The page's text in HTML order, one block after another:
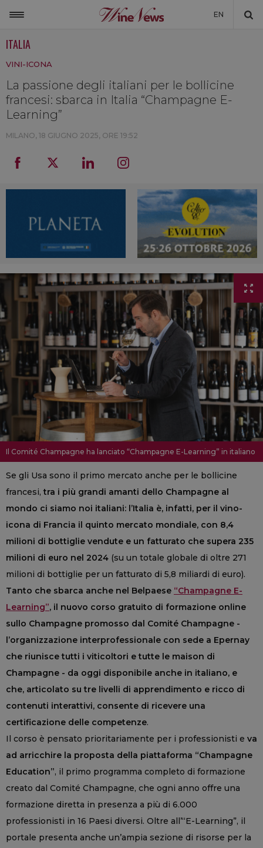
EN
NON SOLO VINO
LA CANTINA DI WINENEWS
DICONO DI NOI
ITALIA
VINI-ICONA
La passione degli italiani per le bollicine
francesi: sbarca in Italia “Champagne E-
Learning”
MILANO, 18 GIUGNO 2025, ORE 19:52
Il Comité Champagne ha lanciato “Champagne E-Learning” in italiano
Se gli Usa sono il primo mercato anche per le bollicine
francesi,tra i più grandi amanti dello Champagne al
mondo ci siamo noi italiani: l’Italia è, infatti, per il vino-
icona di Francia il quinto mercato mondiale, con 8,4
milioni di bottiglie vendute e un fatturato che supera 235
milioni di euro nel 2024 (su un totale globale di oltre 271
milioni di bottiglie per un fatturato di 5,8 miliardi di euro).
Tanto che sbarca anche nel Belpaese “Champagne E-
Learning”, il nuovo corso gratuito di formazione online
sullo Champagne promosso dal Comité Champagne -
l’organizzazione interprofessionale con sede a Epernay
che riunisce tutti i viticoltori e tutte le maison di
Champagne - da oggi disponibile anche in italiano, e
che, articolato su tre livelli di apprendimento e ricco di
contenuti interattivi, consente di ricevere una
certificazione delle competenze.
Il corso è pensato prioritariamente per i professionisti e va
ad arricchire la proposta della piattaforma “Champagne
Education”, il primo programma completo di formazione
creato dal Comité Champagne, che ogni anno offre una
formazione diretta in presenza a più di 6.000
professionisti in 16 Paesi diversi. Oltre all’“E-Learning”, il
portale presenta anche un’ampia sezione di risorse per la